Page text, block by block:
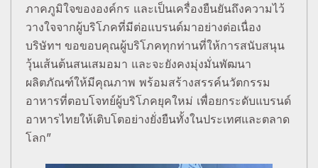
ภาคภูมิใจขององค์กร และเป็นเครื่องยืนยันถึงความไว้
วางใจจากผู้บริโภคที่มีต่อแบรนด์มาอย่างต่อเนื่อง
บริษัทฯ ขอขอบคุณผู้บริโภคทุกท่านที่ให้การสนับสนุน
วุ้นเส้นต้นสนเสมอมา และจะยังคงมุ่งมั่นพัฒนา
ผลิตภัณฑ์ให้มีคุณภาพ พร้อมสร้างสรรค์นวัตกรรม
อาหารที่ตอบโจทย์ผู้บริโภคยุคใหม่ เพื่อยกระดับแบรนด์
อาหารไทยให้เติบโตอย่างยั่งยืนทั้งในประเทศและตลาด
โลก”